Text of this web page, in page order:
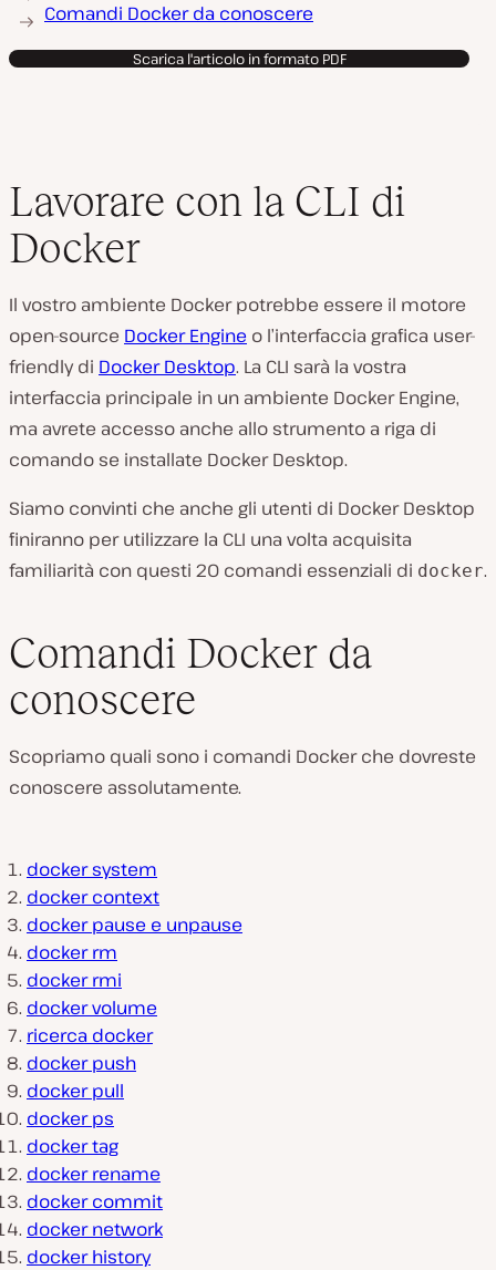
Comandi Docker da conoscere
Scarica l'articolo in formato PDF
Lavorare con la CLI di
Docker
Il vostro ambiente Docker potrebbe essere il motore
open-source Docker Engine o l’interfaccia grafica user-
friendly di Docker Desktop. La CLI sarà la vostra
interfaccia principale in un ambiente Docker Engine,
ma avrete accesso anche allo strumento a riga di
comando se installate Docker Desktop.
Siamo convinti che anche gli utenti di Docker Desktop
finiranno per utilizzare la CLI una volta acquisita
familiarità con questi 20 comandi essenziali di docker.
Comandi Docker da
conoscere
Scopriamo quali sono i comandi Docker che dovreste
conoscere assolutamente.
docker system
docker context
docker pause e unpause
docker rm
docker rmi
docker volume
ricerca docker
docker push
docker pull
docker ps
docker tag
docker rename
docker commit
docker network
docker history